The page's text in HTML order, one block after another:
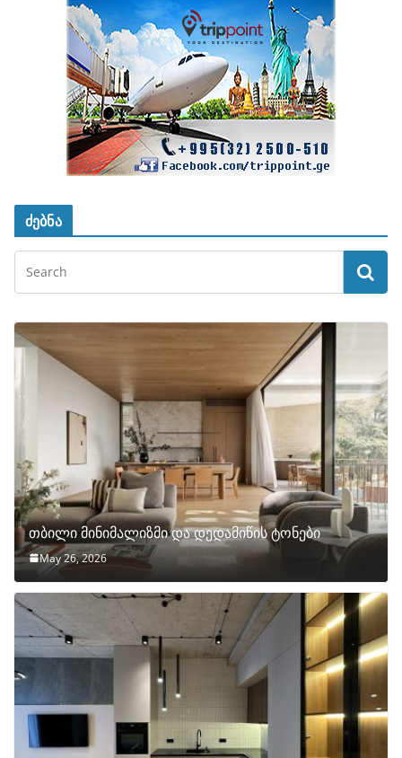
ძებნა
თბილი მინიმალიზმი და დედამიწის ტონები
May 26, 2026